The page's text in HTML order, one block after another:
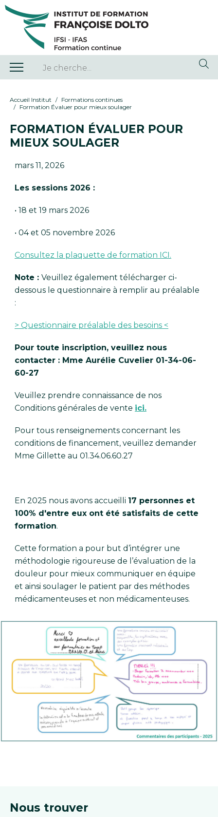
Accueil Institut
Formations continues
Formation Évaluer pour mieux soulager
FORMATION ÉVALUER POUR
MIEUX SOULAGER
mars 11, 2026
Les sessions 2026 :
• 18 et 19 mars 2026
• 04 et 05 novembre 2026
Consultez la plaquette de formation ICI.
Note : Veuillez également télécharger ci-
dessous le questionnaire à remplir au préalable
:
> Questionnaire préalable des besoins <
Pour toute inscription, veuillez nous
contacter : Mme Aurélie Cuvelier 01-34-06-
60-27
Veuillez prendre connaissance de nos
Conditions générales de vente ici.
Pour tous renseignements concernant les
conditions de financement, veuillez demander
Mme Gillette au 01.34.06.60.27
En 2025 nous avons accueilli 17 personnes et
100% d'entre eux ont été satisfaits de cette
formation.
Cette formation a pour but d’intégrer une
méthodologie rigoureuse de l’évaluation de la
douleur pour mieux communiquer en équipe
et ainsi soulager le patient par des méthodes
médicamenteuses et non médicamenteuses.
Nous trouver